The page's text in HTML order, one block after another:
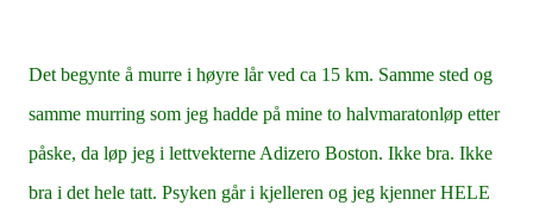
Det begynte å murre i høyre lår ved ca 15 km. Samme sted og
samme murring som jeg hadde på mine to halvmaratonløp etter
påske, da løp jeg i lettvekterne Adizero Boston. Ikke bra. Ikke
bra i det hele tatt. Psyken går i kjelleren og jeg kjenner HELE